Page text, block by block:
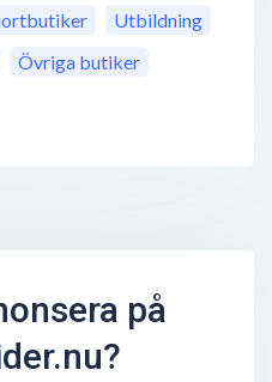
Utbildning
Övriga butiker
på